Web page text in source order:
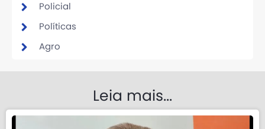
Policial
Políticas
Agro
Leia mais...